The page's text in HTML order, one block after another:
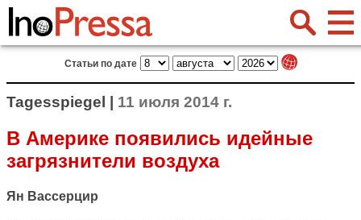
Статьи по дате
Tagesspiegel | 11 июля 2014 г.
В Америке появились идейные
загрязнители воздуха
Ян Вассерцир